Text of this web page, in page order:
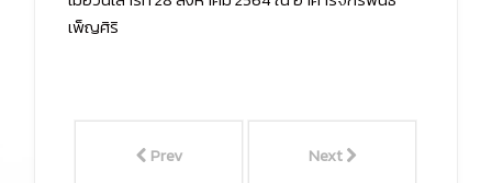
เพ็ญศิริ
Prev Next